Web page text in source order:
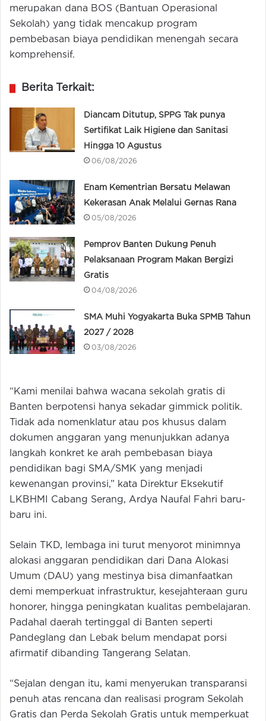
merupakan dana BOS (Bantuan Operasional
Sekolah) yang tidak mencakup program
pembebasan biaya pendidikan menengah secara
komprehensif.
Berita Terkait:
Diancam Ditutup, SPPG Tak punya
Sertifikat Laik Higiene dan Sanitasi
Hingga 10 Agustus
06/08/2026
Enam Kementrian Bersatu Melawan
Kekerasan Anak Melalui Gernas Rana
05/08/2026
Pemprov Banten Dukung Penuh
Pelaksanaan Program Makan Bergizi
Gratis
04/08/2026
SMA Muhi Yogyakarta Buka SPMB Tahun
2027 / 2028
03/08/2026
“Kami menilai bahwa wacana sekolah gratis di
Banten berpotensi hanya sekadar gimmick politik.
Tidak ada nomenklatur atau pos khusus dalam
dokumen anggaran yang menunjukkan adanya
langkah konkret ke arah pembebasan biaya
pendidikan bagi SMA/SMK yang menjadi
kewenangan provinsi,” kata Direktur Eksekutif
LKBHMI Cabang Serang, Ardya Naufal Fahri baru-
baru ini.
Selain TKD, lembaga ini turut menyorot minimnya
alokasi anggaran pendidikan dari Dana Alokasi
Umum (DAU) yang mestinya bisa dimanfaatkan
demi memperkuat infrastruktur, kesejahteraan guru
honorer, hingga peningkatan kualitas pembelajaran.
Padahal daerah tertinggal di Banten seperti
Pandeglang dan Lebak belum mendapat porsi
afirmatif dibanding Tangerang Selatan.
“Sejalan dengan itu, kami menyerukan transparansi
penuh atas rencana dan realisasi program Sekolah
Gratis dan Perda Sekolah Gratis untuk memperkuat